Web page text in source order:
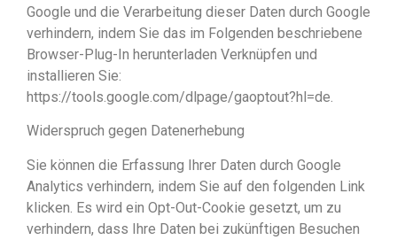
Google und die Verarbeitung dieser Daten durch Google
verhindern, indem Sie das im Folgenden beschriebene
Browser-Plug-In herunterladen Verknüpfen und
installieren Sie:
https://tools.google.com/dlpage/gaoptout?hl=de.
Widerspruch gegen Datenerhebung
Sie können die Erfassung Ihrer Daten durch Google
Analytics verhindern, indem Sie auf den folgenden Link
klicken. Es wird ein Opt-Out-Cookie gesetzt, um zu
verhindern, dass Ihre Daten bei zukünftigen Besuchen